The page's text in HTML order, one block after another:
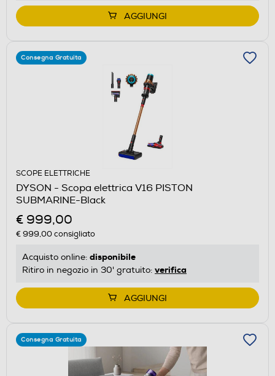
AGGIUNGI
Consegna Gratuita
SCOPE ELETTRICHE
DYSON - Scopa elettrica V16 PISTON
SUBMARINE-Black
€ 999,00
€ 999,00consigliato
Acquisto online: disponibile
Ritiro in negozio in 30' gratuito: verifica
AGGIUNGI
Consegna Gratuita